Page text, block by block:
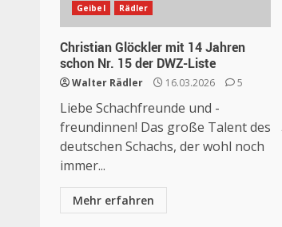
Geibel Rädler
Christian Glöckler mit 14 Jahren
schon Nr. 15 der DWZ-Liste
Walter Rädler 16.03.2026 5
Liebe Schachfreunde und -
freundinnen! Das große Talent des
deutschen Schachs, der wohl noch
immer...
Mehr erfahren